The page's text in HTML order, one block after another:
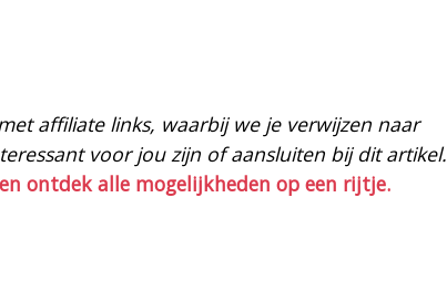
affiliate links, waarbij we je verwijzen naar
voor jou zijn of aansluiten bij dit artikel.
ontdek alle mogelijkheden op een rijtje.